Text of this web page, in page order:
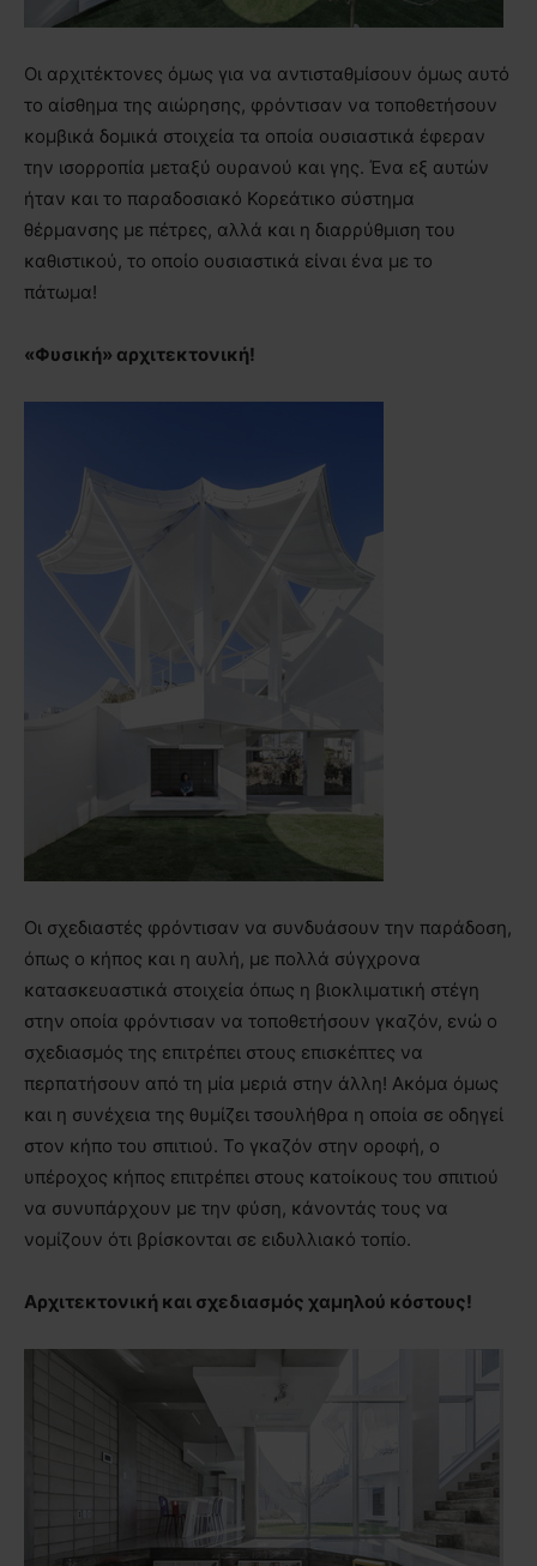
Οι αρχιτέκτονες όμως για να αντισταθμίσουν όμως αυτό
το αίσθημα της αιώρησης, φρόντισαν να τοποθετήσουν
κομβικά δομικά στοιχεία τα οποία ουσιαστικά έφεραν
την ισορροπία μεταξύ ουρανού και γης. Ένα εξ αυτών
ήταν και το παραδοσιακό Κορεάτικο σύστημα
θέρμανσης με πέτρες, αλλά και η διαρρύθμιση του
καθιστικού, το οποίο ουσιαστικά είναι ένα με το
πάτωμα!
«Φυσική» αρχιτεκτονική!
Οι σχεδιαστές φρόντισαν να συνδυάσουν την παράδοση,
όπως ο κήπος και η αυλή, με πολλά σύγχρονα
κατασκευαστικά στοιχεία όπως η βιοκλιματική στέγη
στην οποία φρόντισαν να τοποθετήσουν γκαζόν, ενώ ο
σχεδιασμός της επιτρέπει στους επισκέπτες να
περπατήσουν από τη μία μεριά στην άλλη! Ακόμα όμως
και η συνέχεια της θυμίζει τσουλήθρα η οποία σε οδηγεί
στον κήπο του σπιτιού. Το γκαζόν στην οροφή, ο
υπέροχος κήπος επιτρέπει στους κατοίκους του σπιτιού
να συνυπάρχουν με την φύση, κάνοντάς τους να
νομίζουν ότι βρίσκονται σε ειδυλλιακό τοπίο.
Αρχιτεκτονική και σχεδιασμός χαμηλού κόστους!